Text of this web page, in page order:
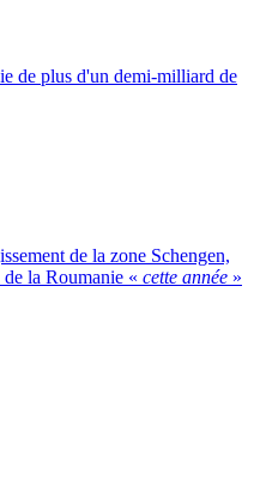
de plus d'un demi-milliard de
de la zone Schengen,
la Roumanie « cette année »